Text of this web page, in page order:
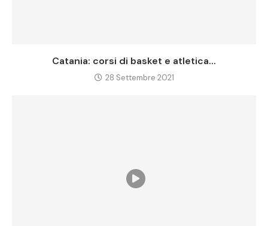
Catania: corsi di basket e atletica...
28 Settembre 2021